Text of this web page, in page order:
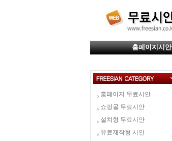
홈페이지시안
홈페이지 무료시안
쇼핑몰 무료시안
설치형 무료시안
유료제작형 시안